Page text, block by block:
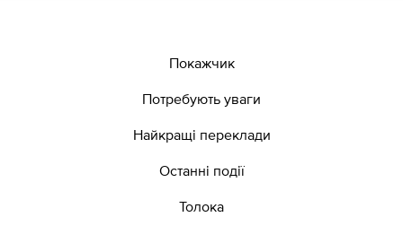
Покажчик
Потребують уваги
Найкращі переклади
Останні події
Толока